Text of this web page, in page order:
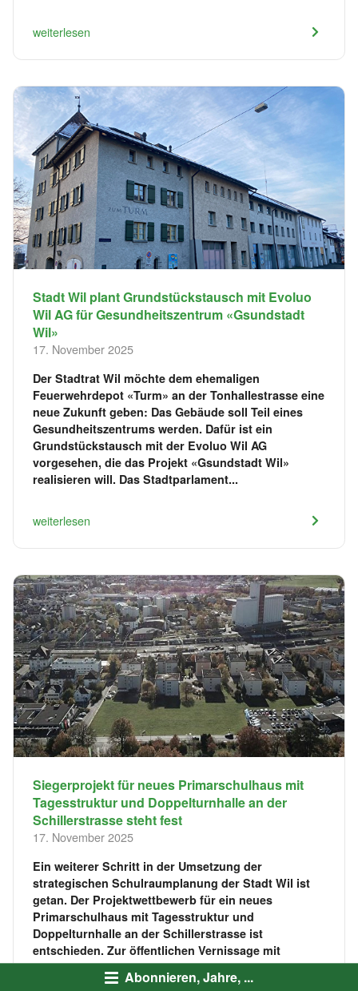
Abonnieren, Jahre, ...
weiterlesen
Stadt Wil plant Grundstückstausch mit Evoluo
Wil AG für Gesundheitszentrum «Gsundstadt
Wil»
17. November 2025
Der Stadtrat Wil möchte dem ehemaligen
Feuerwehrdepot «Turm» an der Tonhallestrasse eine
neue Zukunft geben: Das Gebäude soll Teil eines
Gesundheitszentrums werden. Dafür ist ein
Grundstückstausch mit der Evoluo Wil AG
vorgesehen, die das Projekt «Gsundstadt Wil»
realisieren will. Das Stadtparlament...
weiterlesen
Siegerprojekt für neues Primarschulhaus mit
Tagesstruktur und Doppelturnhalle an der
Schillerstrasse steht fest
17. November 2025
Ein weiterer Schritt in der Umsetzung der
strategischen Schulraumplanung der Stadt Wil ist
getan. Der Projektwettbewerb für ein neues
Primarschulhaus mit Tagesstruktur und
Doppelturnhalle an der Schillerstrasse ist
entschieden. Zur öffentlichen Vernissage mit
Präsentation des Siegerprojekts am 1. D...